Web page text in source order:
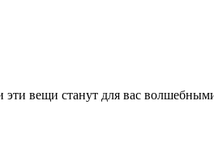
вещи станут для вас